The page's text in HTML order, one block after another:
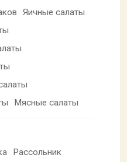
Яичные салаты
Мясные салаты
Рассольник